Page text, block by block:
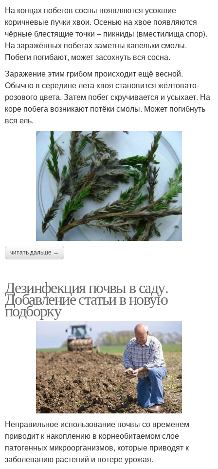
На концах побегов сосны появляются усохшие
коричневые пучки хвои. Осенью на хвое появляются
чёрные блестящие точки – пикниды (вместилища спор).
На заражённых побегах заметны капельки смолы.
Побеги погибают, может засохнуть вся сосна.
Заражение этим грибом происходит ещё весной.
Обычно в середине лета хвоя становится жёлтовато-
розового цвета. Затем побег скручивается и усыхает. На
коре побега возникают потёки смолы. Может погибнуть
вся ель.
читать дальше →
Дезинфекция почвы в саду.
Добавление статьи в новую
подборку
Неправильное использование почвы со временем
приводит к накоплению в корнеобитаемом слое
патогенных микроорганизмов, которые приводят к
заболеванию растений и потере урожая.